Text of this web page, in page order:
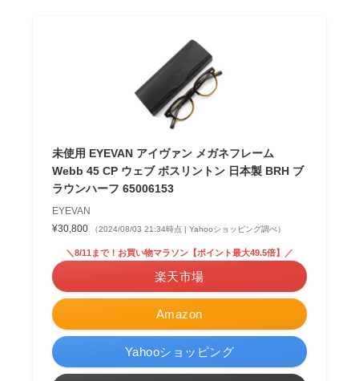
未使用 EYEVAN アイヴァン メガネフレーム
Webb 45 CP ウェブ ボスリントン 日本製 BRH ブ
ラウンハーフ 65006153
EYEVAN
¥30,800
（2024/08/03 21:34時点 | Yahooショッピング調べ）
Amazon
＼8/11まで！お買い物マラソン【ポイント最大49.5倍】／
楽天市場
Yahooショッピング